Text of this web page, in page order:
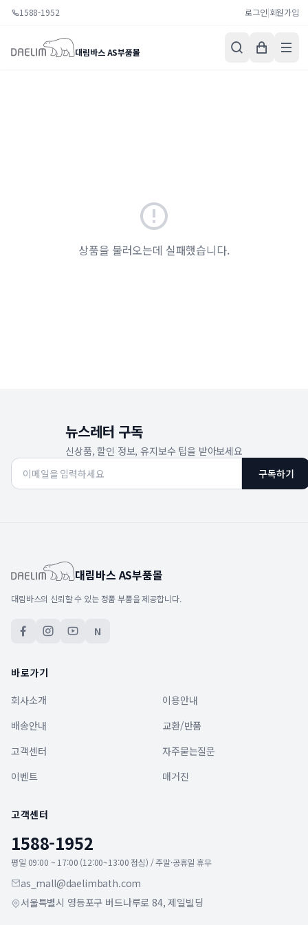
1588-1952 로그인|회원가입
대림바스 AS부품몰
상품을 불러오는데 실패했습니다.
뉴스레터 구독
신상품, 할인 정보, 유지보수 팁을 받아보세요
구독하기
대림바스 AS부품몰
대림바스의 신뢰할 수 있는 정품 부품을 제공합니다.
N
바로가기
회사소개
이용안내
배송안내
교환/반품
고객센터
자주묻는질문
이벤트
매거진
고객센터
1588-1952
평일 09:00 ~ 17:00 (12:00~13:00 점심) / 주말·공휴일 휴무
as_mall@daelimbath.com
서울특별시 영등포구 버드나루로 84, 제일빌딩